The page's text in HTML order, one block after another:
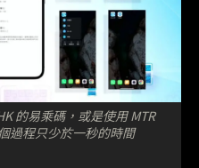
的易乘碼，或是使用 MTR
過程只少於一秒的時間